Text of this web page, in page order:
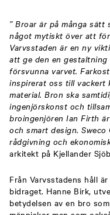
” Broar är på många
något mytiskt över att
Varvsstaden är en ny
att ge den en
försvunna varvet.
inspirerat oss till vackert
material. Bron ska
ingenjörskonst och
broingenjören Ian Firth
och smart design.
rådgivning och
arkitekt på Kjellander
Från Varvsstadens håll
bidraget. Hanne Birk,
betydelsen av en bro